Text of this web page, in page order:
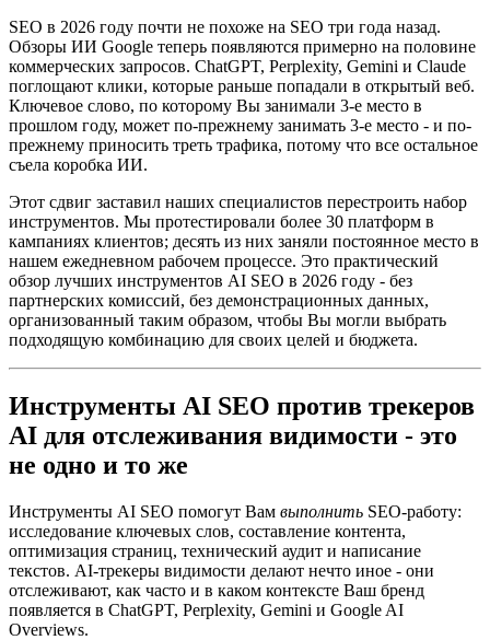
SEO в 2026 году почти не похоже на SEO три года назад.
Обзоры ИИ Google теперь появляются примерно на половине
коммерческих запросов. ChatGPT, Perplexity, Gemini и Claude
поглощают клики, которые раньше попадали в открытый веб.
Ключевое слово, по которому Вы занимали 3-е место в
прошлом году, может по-прежнему занимать 3-е место - и по-
прежнему приносить треть трафика, потому что все остальное
съела коробка ИИ.
Этот сдвиг заставил наших специалистов перестроить набор
инструментов. Мы протестировали более 30 платформ в
кампаниях клиентов; десять из них заняли постоянное место в
нашем ежедневном рабочем процессе. Это практический
обзор лучших инструментов AI SEO в 2026 году - без
партнерских комиссий, без демонстрационных данных,
организованный таким образом, чтобы Вы могли выбрать
подходящую комбинацию для своих целей и бюджета.
Инструменты AI SEO против трекеров
AI для отслеживания видимости - это
не одно и то же
Инструменты AI SEO помогут Вам выполнить SEO-работу:
исследование ключевых слов, составление контента,
оптимизация страниц, технический аудит и написание
текстов. AI-трекеры видимости делают нечто иное - они
отслеживают, как часто и в каком контексте Ваш бренд
появляется в ChatGPT, Perplexity, Gemini и Google AI
Overviews.